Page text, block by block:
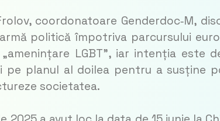
coordonatoare Genderdoc‑M,
politică împotriva parcursului
LGBT”, iar intenția este
pe planul al doilea pentru a susține
societatea.